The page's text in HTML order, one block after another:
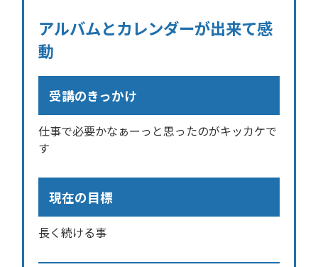
アルバムとカレンダーが出来て感
動
受講のきっかけ
仕事で必要かなぁーっと思ったのがキッカケで
す
現在の目標
長く続ける事